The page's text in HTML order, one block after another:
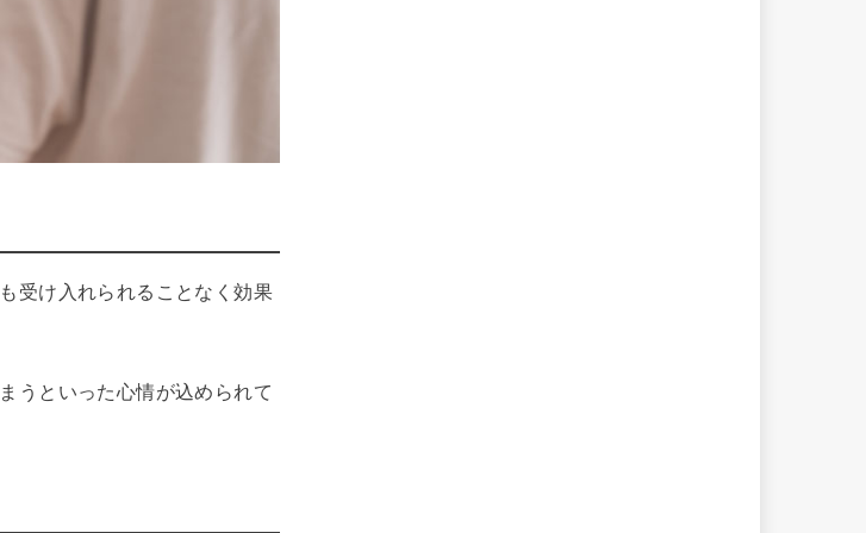
受け入れられることなく効果
うといった心情が込められて